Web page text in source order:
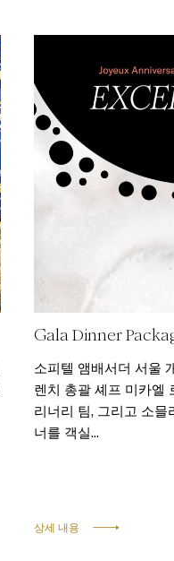
Gala Dinner
소피텔 앰배서더 서울
렌치 총괄 셰프 미카엘
리너리 팀, 그리고 소믈
너를 객실...
상세 내용